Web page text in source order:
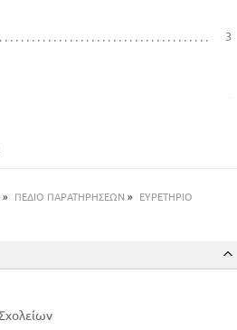
3
4
41
45
» ΠΕΔΙΟ ΠΑΡΑΤΗΡΗΣΕΩΝ »
ΕΥΡΕΤΗΡΙΟ